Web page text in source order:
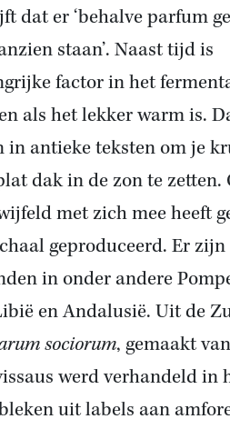
dat er ‘behalve parfum
staan’. Naast tijd is
factor in het
als het lekker warm is.
antieke teksten om je
dak in de zon te zetten.
met zich mee heeft
geproduceerd. Er
in onder andere
en Andalusië. Uit de
sociorum, gemaakt
werd verhandeld in
uit labels aan